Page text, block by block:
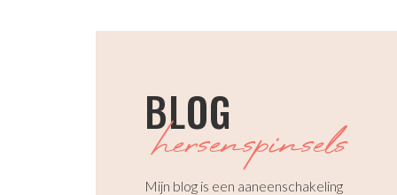
BLOG
hersenspinsels
Mijn blog is een aaneenschakeling